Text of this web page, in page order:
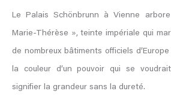
Le Palais Schönbrunn à Vienne
Marie-Thérèse », teinte impériale qui
de nombreux bâtiments officiels
la couleur d’un pouvoir qui se
signifier la grandeur sans la dureté.